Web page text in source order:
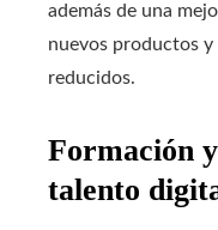
además de una
nuevos productos y
reducidos.
Formación
talento